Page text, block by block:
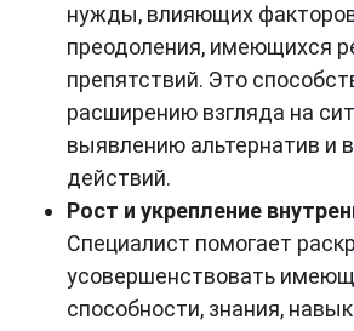
нужды, влияющих
преодоления, имеющихся
препятствий. Это
расширению взгляда на
выявлению альтернатив и
действий.
Рост и укрепление
Специалист помогает
усовершенствовать
способности, знания,